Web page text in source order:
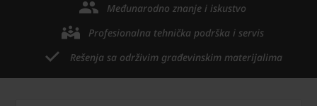
Međunarodno znanje i iskustvo
Profesionalna tehnička podrška i servis
Rešenja sa održivim građevinskim materijalima